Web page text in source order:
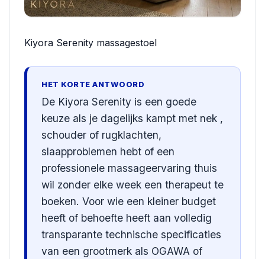
Kiyora Serenity massagestoel
HET KORTE ANTWOORD
De Kiyora Serenity is een goede
keuze als je dagelijks kampt met nek ,
schouder of rugklachten,
slaapproblemen hebt of een
professionele massageervaring thuis
wil zonder elke week een therapeut te
boeken. Voor wie een kleiner budget
heeft of behoefte heeft aan volledig
transparante technische specificaties
van een grootmerk als OGAWA of